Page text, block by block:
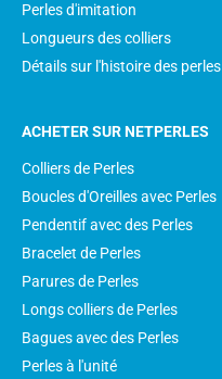
Perles d'imitation
Longueurs des colliers
Détails sur l'histoire des perles
ACHETER SUR NETPERLES
Colliers de Perles
Boucles d'Oreilles avec Perles
Pendentif avec des Perles
Bracelet de Perles
Parures de Perles
Longs colliers de Perles
Bagues avec des Perles
Perles à l'unité